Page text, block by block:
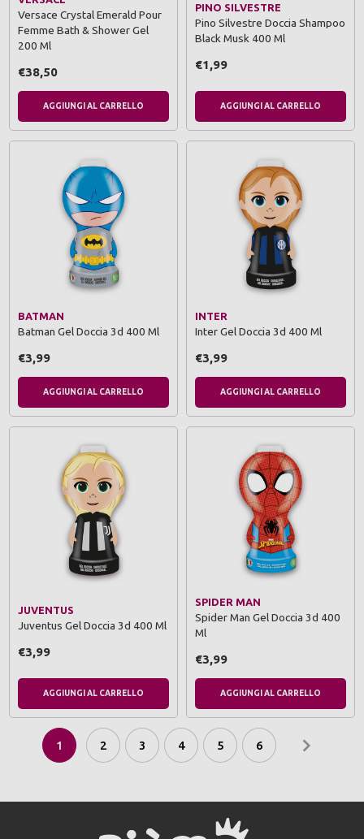
Versace Crystal Emerald Pour
Femme Bath & Shower Gel
200 Ml
€38,50
AGGIUNGI AL CARRELLO
PINO SILVESTRE
Pino Silvestre Doccia Shampoo
Black Musk 400 Ml
€1,99
AGGIUNGI AL CARRELLO
BATMAN
Batman Gel Doccia 3d 400 Ml
€3,99
AGGIUNGI AL CARRELLO
INTER
Inter Gel Doccia 3d 400 Ml
€3,99
AGGIUNGI AL CARRELLO
JUVENTUS
Juventus Gel Doccia 3d 400 Ml
€3,99
AGGIUNGI AL CARRELLO
SPIDER MAN
Spider Man Gel Doccia 3d 400
Ml
€3,99
AGGIUNGI AL CARRELLO
1 2 3 4 5 6